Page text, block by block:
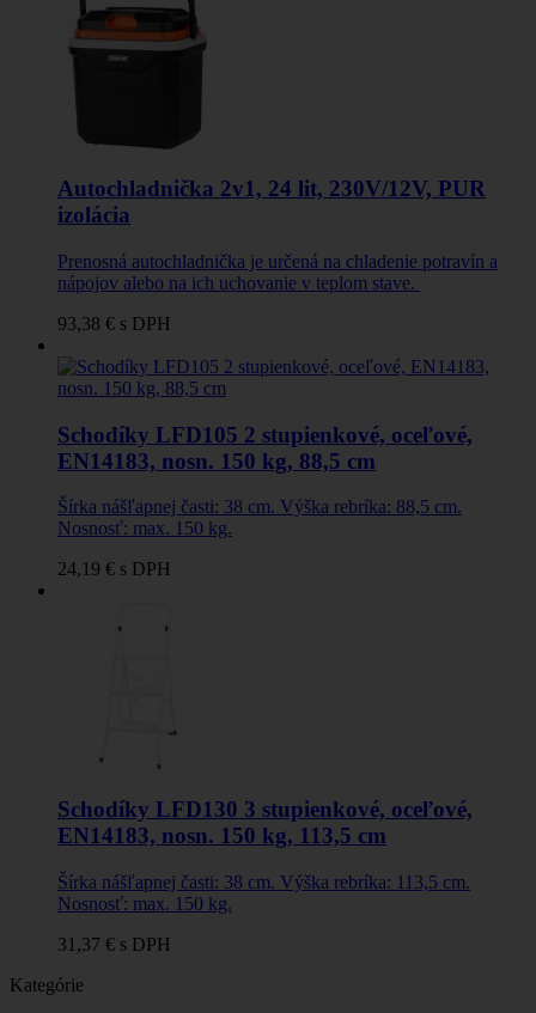
Autochladnička 2v1, 24 lit, 230V/12V, PUR
izolácia
Prenosná autochladnička je určená na chladenie potravín a
nápojov alebo na ich uchovanie v teplom stave.
93,38 € s DPH
Schodíky LFD105 2 stupienkové, oceľové,
EN14183, nosn. 150 kg, 88,5 cm
Šírka nášľapnej časti: 38 cm. Výška rebríka: 88,5 cm.
Nosnosť: max. 150 kg.
24,19 € s DPH
Schodíky LFD130 3 stupienkové, oceľové,
EN14183, nosn. 150 kg, 113,5 cm
Šírka nášľapnej časti: 38 cm. Výška rebríka: 113,5 cm.
Nosnosť: max. 150 kg.
31,37 € s DPH
Kategórie